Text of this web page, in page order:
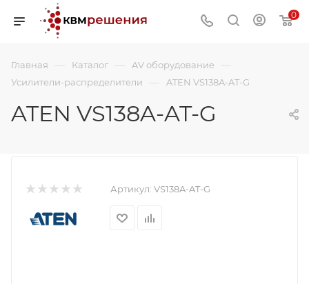
0
Главная — Каталог — AV оборудование —
Усилители-распределители — ATEN VS138A-AT-G
ATEN VS138A-AT-G
Артикул: VS138A-AT-G